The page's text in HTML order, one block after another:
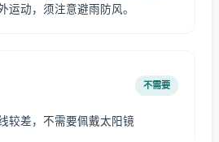
运动，须注意避雨防风。
不需要
较差，不需要佩戴太阳镜